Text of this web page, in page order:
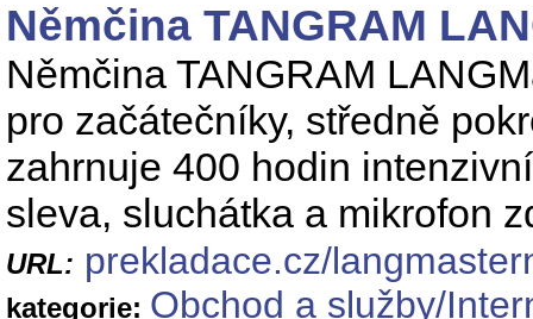
Němčina TANGRAM
Němčina TANGRAM
pro začátečníky, středně
zahrnuje 400 hodin
sleva, sluchátka a mikrofon
URL: prekladace.cz/
kategorie: Obchod a služby/